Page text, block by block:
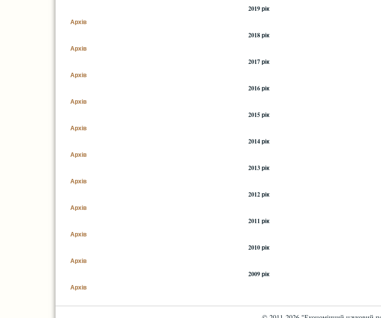
2019 рік
Архів
2018 рік
Архів
2017 рік
Архів
2016 рік
Архів
2015 рік
Архів
2014 рік
Архів
2013 рік
Архів
2012 рік
Архів
2011 рік
Архів
2010 рік
Архів
2009 рік
Архів